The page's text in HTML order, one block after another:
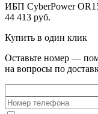
ИБП CyberPower
44 413 руб.
Купить в один клик
Оставьте номер —
на вопросы по